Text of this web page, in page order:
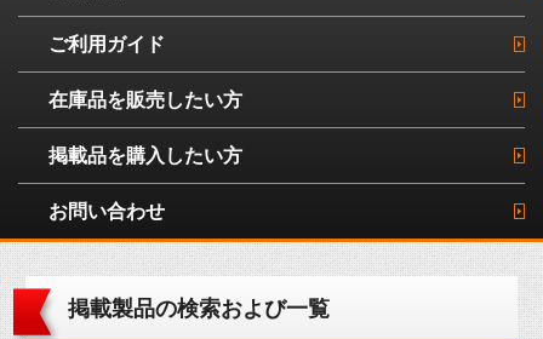
ご利用ガイド
在庫品を販売したい方
掲載品を購入したい方
お問い合わせ
掲載製品の検索および一覧